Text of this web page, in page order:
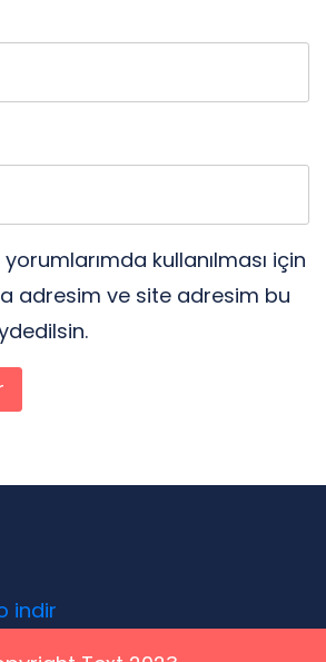
kullanılması için
adresim ve site adresim bu